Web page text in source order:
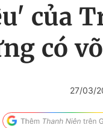
của
có
27/03/